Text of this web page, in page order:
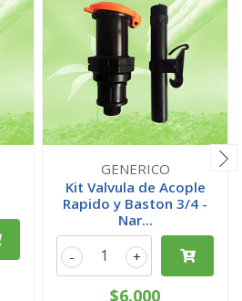
GENERICO
Kit Valvula de Acople
Rapido y Baston 3/4 -
Nar...
+
-
$6.000